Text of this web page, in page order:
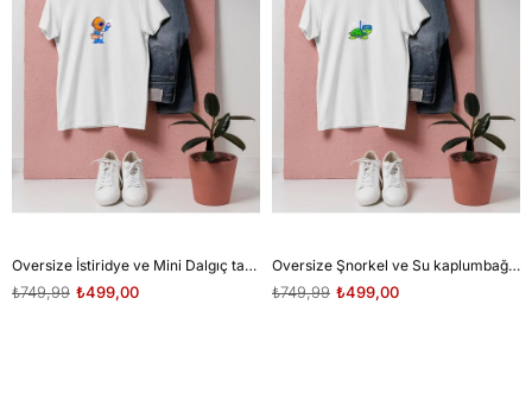
Oversize İstiridye ve Mini Dalgıç tasarım unisex T-shirt
₺499,00
₺749,99
Oversize Şnorkel ve Su kaplumbağası tasarım unisex T-shirt
₺499,00
₺749,99